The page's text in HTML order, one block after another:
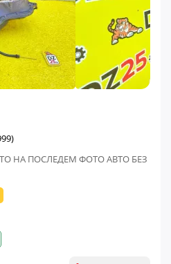
НА ПОСЛЕДЕМ ФОТО АВТО БЕЗ